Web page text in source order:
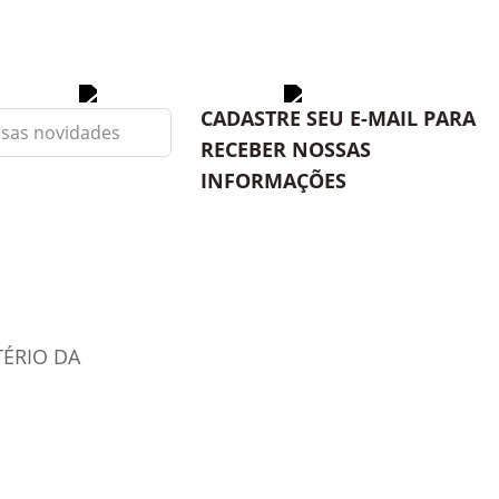
CADASTRE SEU E-MAIL PARA
RECEBER NOSSAS
INFORMAÇÕES
DA